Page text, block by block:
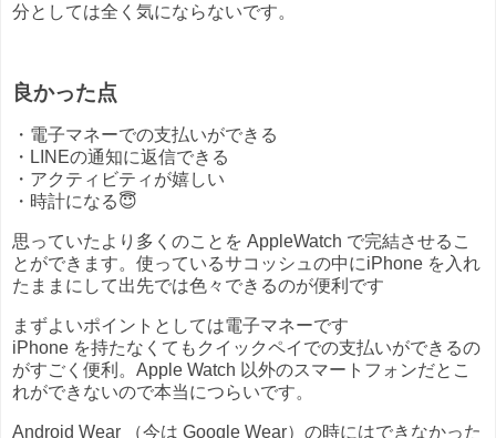
分としては全く気にならないです。
良かった点
・電子マネーでの支払いができる
・LINEの通知に返信できる
・アクティビティが嬉しい
・時計になる😇
思っていたより多くのことを AppleWatch で完結させるこ
とができます。使っているサコッシュの中にiPhone を入れ
たままにして出先では色々できるのが便利です
まずよいポイントとしては電子マネーです
iPhone を持たなくてもクイックペイでの支払いができるの
がすごく便利。Apple Watch 以外のスマートフォンだとこ
れができないので本当につらいです。
Android Wear （今は Google Wear）の時にはできなかった